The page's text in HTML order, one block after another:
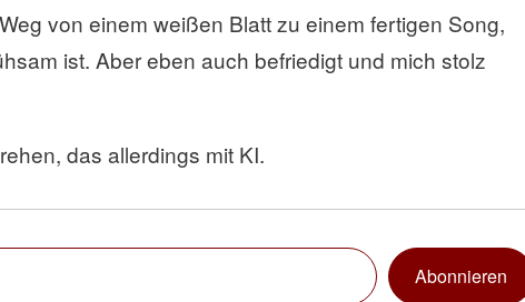
von einem weißen Blatt zu einem fertigen Song,
ist. Aber eben auch befriedigt und mich stolz
das allerdings mit KI.
Abonnieren